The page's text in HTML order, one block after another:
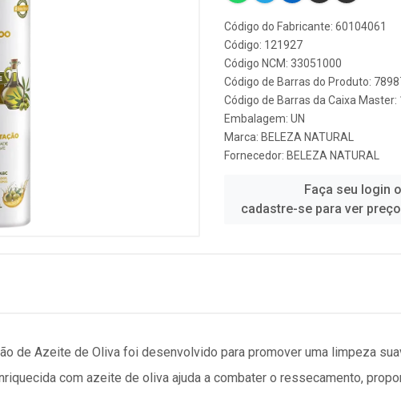
Código do Fabricante: 60104061
Código: 121927
Código NCM: 33051000
Código de Barras do Produto:
Código de Barras da Caixa
Embalagem: UN
Marca: BELEZA NATURAL
Fornecedor: BELEZA NATURAL
Faça seu login
cadastre-se para ver
de Azeite de Oliva foi desenvolvido para promover uma limpeza
com azeite de oliva ajuda a combater o ressecamento,